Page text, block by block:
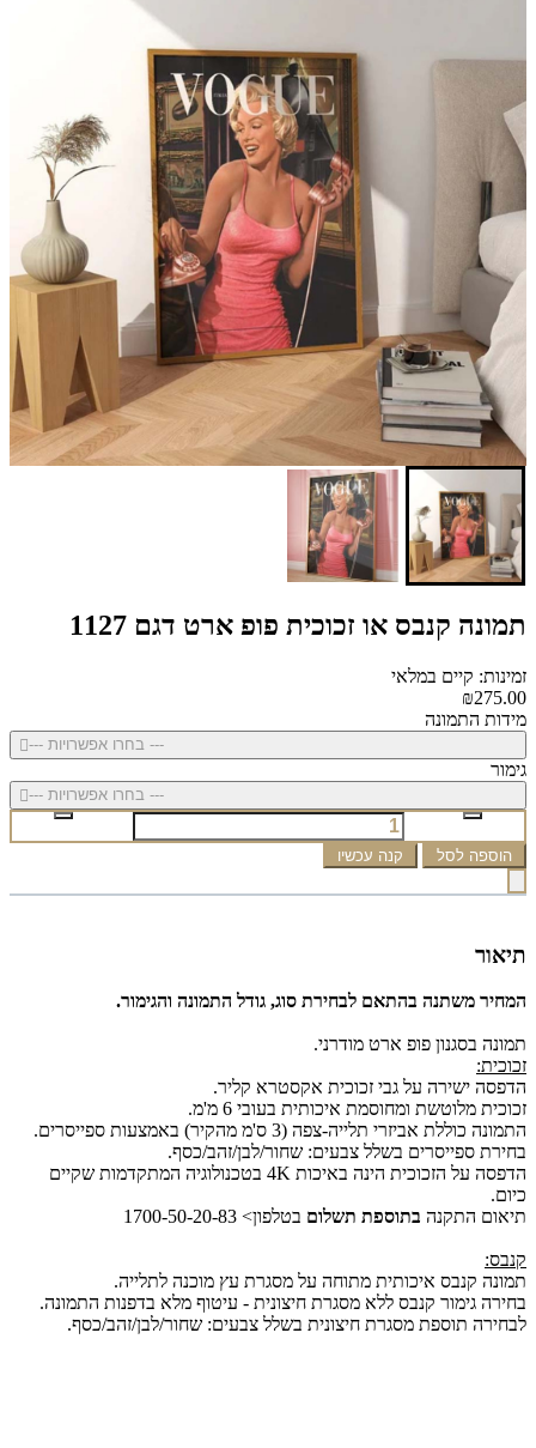
תמונה קנבס או זכוכית פופ ארט דגם 1127
זמינות: קיים במלאי
₪275.00
מידות התמונה
--- בחרו אפשרויות ---
גימור
--- בחרו אפשרויות ---
הוספה לסל קנה עכשיו
תיאור
המחיר משתנה בהתאם לבחירת סוג, גודל התמונה והגימור.
תמונה בסגנון פופ ארט מודרני.
זכוכית:
הדפסה ישירה על גבי זכוכית אקסטרא קליר.
זכוכית מלוטשת ומחוסמת איכותית בעובי 6 מ'מ.
התמונה כוללת אביזרי תלייה-צפה (3 ס'מ מהקיר) באמצעות ספייסרים.
בחירת ספייסרים בשלל צבעים: שחור/לבן/זהב/כסף.
הדפסה על הזכוכית הינה באיכות 4K בטכנולוגיה המתקדמות שקיים
כיום.
תיאום התקנה בתוספת תשלום בטלפון> 1700-50-20-83
קנבס:
תמונה קנבס איכותית מתוחה על מסגרת עץ מוכנה לתלייה.
בחירה גימור קנבס ללא מסגרת חיצונית - עיטוף מלא בדפנות התמונה.
לבחירה תוספת מסגרת חיצונית בשלל צבעים: שחור/לבן/זהב/כסף.